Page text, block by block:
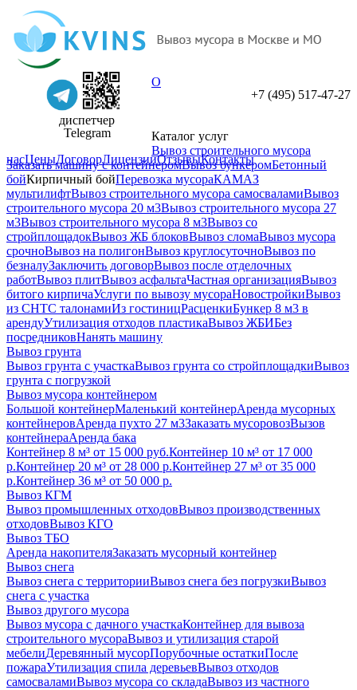
диспетчер
Telegram
+7 (495) 517-47-27
О
насЦеныДоговорЛицензииОтзывыКонтакты
Каталог услуг
Вывоз строительного мусора
Заказать машину с контейнеромВывоз бункеромБетонный
бойКирпичный бойПеревозка мусораКАМАЗ
мультилифтВывоз строительного мусора самосваламиВывоз
строительного мусора 20 м3Вывоз строительного мусора 27
м3Вывоз строительного мусора 8 м3Вывоз со
стройплощадокВывоз ЖБ блоковВывоз сломаВывоз мусора
срочноВывоз на полигонВывоз круглосуточноВывоз по
безналуЗаключить договорВывоз после отделочных
работВывоз плитВывоз асфальтаЧастная организацияВывоз
битого кирпичаУслуги по вывозу мусораНовостройкиВывоз
из СНТС талонамиИз гостиницРасценкиБункер 8 м3 в
арендуУтилизация отходов пластикаВывоз ЖБИБез
посредниковНанять машину
Вывоз грунта
Вывоз грунта с участкаВывоз грунта со стройплощадкиВывоз
грунта с погрузкой
Вывоз мусора контейнером
Большой контейнерМаленький контейнерАренда мусорных
контейнеровАренда пухто 27 м3Заказать мусоровозВызов
контейнераАренда бака
Контейнер 8 м³ от 15 000 руб.Контейнер 10 м³ от 17 000
р.Контейнер 20 м³ от 28 000 р.Контейнер 27 м³ от 35 000
р.Контейнер 36 м³ от 50 000 р.
Вывоз КГМ
Вывоз промышленных отходовВывоз производственных
отходовВывоз КГО
Вывоз ТБО
Аренда накопителяЗаказать мусорный контейнер
Вывоз снега
Вывоз снега с территорииВывоз снега без погрузкиВывоз
снега с участка
Вывоз другого мусора
Вывоз мусора с дачного участкаКонтейнер для вывоза
строительного мусораВывоз и утилизация старой
мебелиДеревянный мусорПорубочные остаткиПосле
пожараУтилизация спила деревьевВывоз отходов
самосваламиВывоз мусора со складаВывоз из частного